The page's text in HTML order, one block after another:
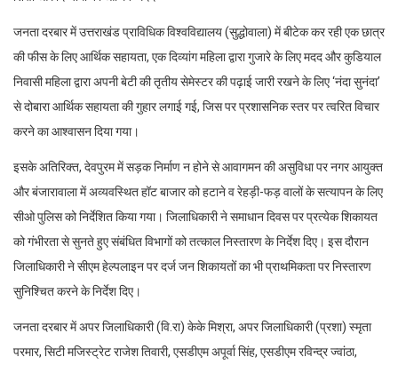
जनता दरबार में उत्तराखंड प्राविधिक विश्वविद्यालय (सुद्धोवाला) में बीटेक कर रही एक छात्र
की फीस के लिए आर्थिक सहायता, एक दिव्यांग महिला द्वारा गुजारे के लिए मदद और कुडियाल
निवासी महिला द्वारा अपनी बेटी की तृतीय सेमेस्टर की पढ़ाई जारी रखने के लिए ‘नंदा सुनंदा’
से दोबारा आर्थिक सहायता की गुहार लगाई गई, जिस पर प्रशासनिक स्तर पर त्वरित विचार
करने का आश्वासन दिया गया।
इसके अतिरिक्त, देवपुरम में सड़क निर्माण न होने से आवागमन की असुविधा पर नगर आयुक्त
और बंजारावाला में अव्यवस्थित हॉट बाजार को हटाने व रेहड़ी-फड़ वालों के सत्यापन के लिए
सीओ पुलिस को निर्देशित किया गया। जिलाधिकारी ने समाधान दिवस पर प्रत्येक शिकायत
को गंभीरता से सुनते हुए संबंधित विभागों को तत्काल निस्तारण के निर्देश दिए। इस दौरान
जिलाधिकारी ने सीएम हेल्पलाइन पर दर्ज जन शिकायतों का भी प्राथमिकता पर निस्तारण
सुनिश्चित करने के निर्देश दिए।
जनता दरबार में अपर जिलाधिकारी (वि.रा) केके मिश्रा, अपर जिलाधिकारी (प्रशा) स्मृता
परमार, सिटी मजिस्ट्रेट राजेश तिवारी, एसडीएम अपूर्वा सिंह, एसडीएम रविन्द्र ज्वांठा,